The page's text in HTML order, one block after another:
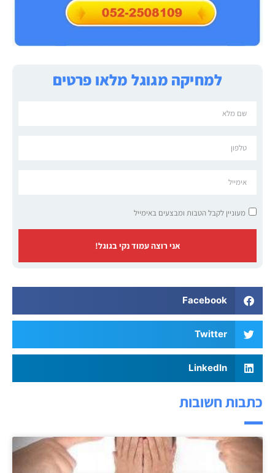
למחיקה מגוגל מלאו פרטים
מעוניין לקבל הטבות ומבצעים באימייל
אני רוצה עמוד נקי בגוגל!
Facebook
Twitter
LinkedIn
כתבות חשובות